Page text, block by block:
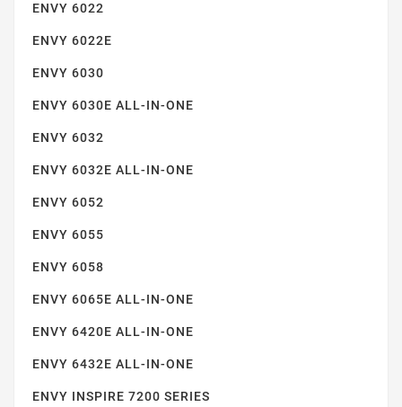
ENVY 5052
ENVY 6022
ENVY 6022E
ENVY 6030
ENVY 6030E ALL-IN-ONE
ENVY 6032
ENVY 6032E ALL-IN-ONE
ENVY 6052
ENVY 6055
ENVY 6058
ENVY 6065E ALL-IN-ONE
ENVY 6420E ALL-IN-ONE
ENVY 6432E ALL-IN-ONE
ENVY INSPIRE 7200 SERIES